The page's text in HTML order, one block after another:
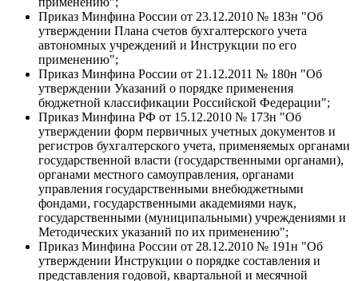
Приказ Минфина России от 23.12.2010 № 183н "Об
утверждении Плана счетов бухгалтерского учета
автономных учреждений и Инструкции по его
применению";
Приказ Минфина России от 21.12.2011 № 180н "Об
утверждении Указаний о порядке применения
бюджетной классификации Российской Федерации";
Приказ Минфина РФ от 15.12.2010 № 173н "Об
утверждении форм первичных учетных документов и
регистров бухгалтерского учета, применяемых органами
государственной власти (государственными органами),
органами местного самоуправления, органами
управления государственными внебюджетными
фондами, государственными академиями наук,
государственными (муниципальными) учреждениями и
Методических указаний по их применению";
Приказ Минфина России от 28.12.2010 № 191н "Об
утверждении Инструкции о порядке составления и
представления годовой, квартальной и месячной